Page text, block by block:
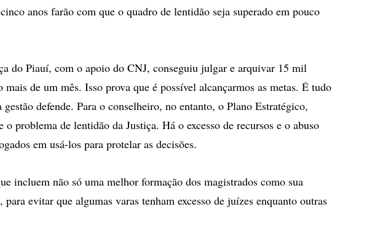
anos farão com que o quadro de lentidão seja superado em pouco
do Piauí, com o apoio do CNJ, conseguiu julgar e arquivar 15 mil
mais de um mês. Isso prova que é possível alcançarmos as metas. É tudo
gestão defende. Para o conselheiro, no entanto, o Plano Estratégico,
o problema de lentidão da Justiça. Há o excesso de recursos e o abuso
em usá-los para protelar as decisões.
incluem não só uma melhor formação dos magistrados como sua
evitar que algumas varas tenham excesso de juízes enquanto outras